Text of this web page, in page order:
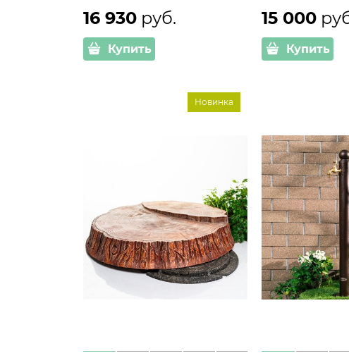
16 930 руб.
Купить
см
15 000
Купить
Новинка